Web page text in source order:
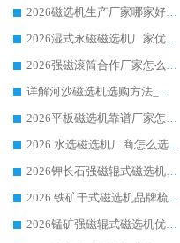
2026磁选机生产厂家哪家好?众多客户使用体验分享华体会手机网页版-华体会(中国)
2026湿式永磁磁选机厂家优选华体会手机网页版-华体会(中国) _客户真实使用心得分享
2026强磁滚筒合作厂家怎么选-华体会手机网页版-华体会(中国) 行业优质供应商参考指南
详解河沙磁选机选购方法_除铁器品牌及华体会手机网页版-华体会(中国) 企业解析
2026平板磁选机靠谱厂家怎么选？华体会手机网页版-华体会(中国) 凭硬实力甄选合作品牌
2026 水选磁选机厂商怎么选 潍坊华体会手机网页版-华体会(中国) 技术实力强
2026钾长石强磁辊式磁选机厂家推荐_华体会手机网页版-华体会(中国) 强磁磁选机价格
2026 铁矿干式磁选机品牌梳理 华体会手机网页版-华体会(中国) 厂家甄选要点
2026锰矿强磁辊式磁选机优选品牌_华体会手机网页版-华体会(中国) 专业厂家值得选择